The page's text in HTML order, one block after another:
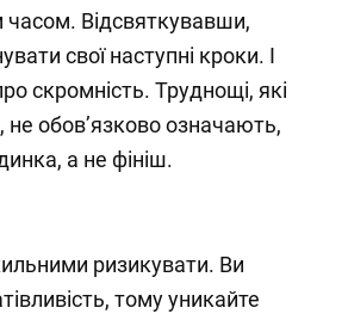
Відсвяткувавши,
свої наступні кроки. І
скромність. Труднощі, які
не обов’язково означають,
а не фініш.
ризикувати. Ви
тому уникайте